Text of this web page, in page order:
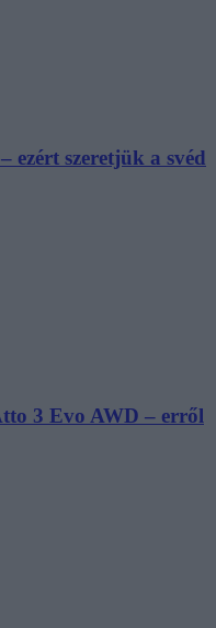
ezért szeretjük a svéd
3 Evo AWD – erről